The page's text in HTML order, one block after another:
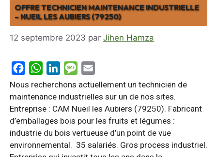
OFFRE TECHNICIEN MAINTENANCE INDUSTRIELLE
– NUEIL LES AUBIERS (79250)
12 septembre 2023 par Jihen Hamza
a
c
e
b
o
o
W
h
a
t
s
A
p
i
n
k
e
d
I
M
e
s
s
a
g
e
m
a
i
l
Nous recherchons actuellement un technicien de
maintenance industrielles sur un de nos sites.
Entreprise : CAM Nueil les Aubiers (79250). Fabricant
d’emballages bois pour les fruits et légumes :
industrie du bois vertueuse d’un point de vue
environnemental. 35 salariés. Gros process industriel.